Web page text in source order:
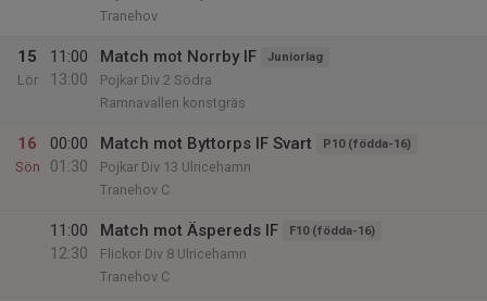
Tranehov
15
Lör
11:00
13:00
Match mot Norrby IF Juniorlag
Pojkar Div 2 Södra
Ramnavallen konstgräs
16
Sön
00:00
01:30
Match mot Byttorps IF Svart P10 (födda-16)
Pojkar Div 13 Ulricehamn
Tranehov C
11:00
12:30
Match mot Äspereds IF F10 (födda-16)
Flickor Div 8 Ulricehamn
Tranehov C